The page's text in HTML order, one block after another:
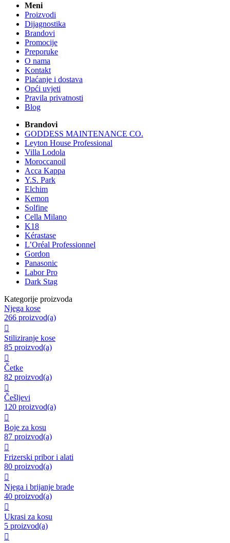
Meni
Proizvodi
Dijagnostika
Brandovi
Promocije
Preporuke
O nama
Kontakt
Plaćanje i dostava
Opći uvjeti
Pravila privatnosti
Blog
Brandovi
GODDESS MAINTENANCE CO.
Leyton House Professional
Villa Lodola
Moroccanoil
Acca Kappa
Y.S. Park
Elchim
Kemon
Solfine
Cella Milano
K18
Kérastase
L’Oréal Professionnel
Gordon
Panasonic
Labor Pro
Dark Stag
Kategorije proizvoda
Njega kose
266 proizvod(a)

Stiliziranje kose
85 proizvod(a)

Četke
82 proizvod(a)

Češljevi
120 proizvod(a)

Boje za kosu
87 proizvod(a)

Frizerski pribor i alati
80 proizvod(a)

Njega i brijanje brade
40 proizvod(a)

Ukrasi za kosu
5 proizvod(a)
